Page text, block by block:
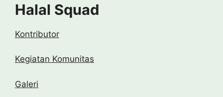
Halal Squad
Kontributor
Kegiatan Komunitas
Galeri